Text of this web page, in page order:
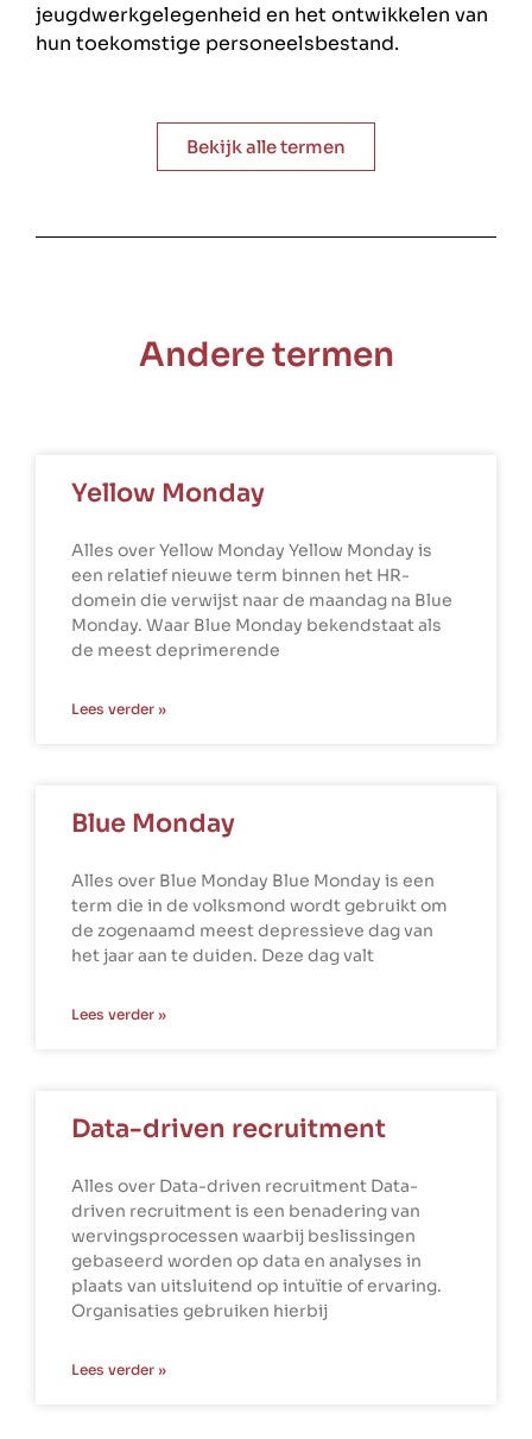
jeugdwerkgelegenheid en het ontwikkelen van
hun toekomstige personeelsbestand.
Bekijk alle termen
Andere termen
Yellow Monday
Alles over Yellow Monday Yellow Monday is
een relatief nieuwe term binnen het HR-
domein die verwijst naar de maandag na Blue
Monday. Waar Blue Monday bekendstaat als
de meest deprimerende
Lees verder »
Blue Monday
Alles over Blue Monday Blue Monday is een
term die in de volksmond wordt gebruikt om
de zogenaamd meest depressieve dag van
het jaar aan te duiden. Deze dag valt
Lees verder »
Data-driven recruitment
Alles over Data-driven recruitment Data-
driven recruitment is een benadering van
wervingsprocessen waarbij beslissingen
gebaseerd worden op data en analyses in
plaats van uitsluitend op intuïtie of ervaring.
Organisaties gebruiken hierbij
Lees verder »